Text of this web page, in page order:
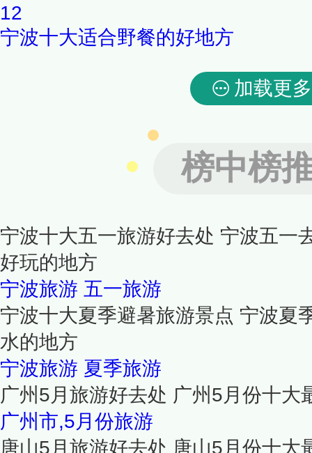
12
宁波十大适合野餐的好地方
加载更多
榜中榜
宁波十大五一旅游好去处 宁波五一
好玩的地方
宁波旅游 五一旅游
宁波十大夏季避暑旅游景点 宁波夏
水的地方
宁波旅游 夏季旅游
广州5月旅游好去处 广州5月份十大
广州市,5月份旅游
唐山5月旅游好去处 唐山5月份十大